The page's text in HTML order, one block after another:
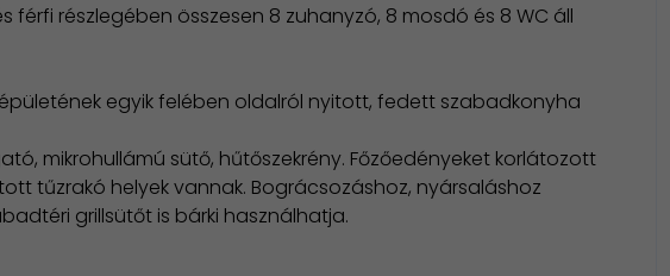
férfi részlegében összesen 8 zuhanyzó, 8 mosdó és 8 WC áll
épületének egyik felében oldalról nyitott, fedett szabadkonyha
mikrohullámú sütő, hűtőszekrény. Főzőedényeket korlátozott
tűzrakó helyek vannak. Bográcsozáshoz, nyársaláshoz
grillsütőt is bárki használhatja.